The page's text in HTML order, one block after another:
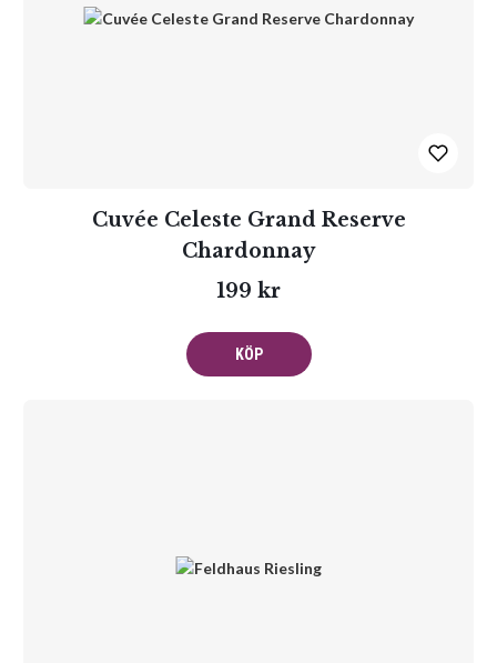
Cuvée Celeste Grand Reserve
Chardonnay
199 kr
KÖP